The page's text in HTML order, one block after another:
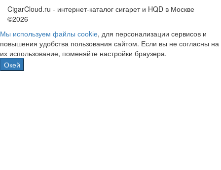
CigarCloud.ru - интернет-каталог сигарет и HQD в Москве
©2026
Мы используем файлы сооkіе, для персонализации сервисов и
повышения удобства пользования сайтом. Если вы не согласны на
их использование, поменяйте настройки браузера.
Окей